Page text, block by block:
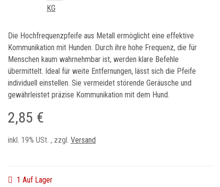
Die Hochfrequenzpfeife aus Metall ermöglicht eine effektive
Kommunikation mit Hunden. Durch ihre hohe Frequenz, die für
Menschen kaum wahrnehmbar ist, werden klare Befehle
übermittelt. Ideal für weite Entfernungen, lässt sich die Pfeife
individuell einstellen. Sie vermeidet störende Geräusche und
gewährleistet präzise Kommunikation mit dem Hund.
2,85 €
inkl. 19% USt. , zzgl. Versand
1 Auf Lager